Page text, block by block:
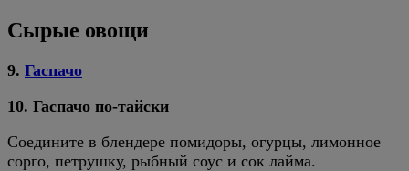
Сырые овощи
9. Гаспачо
10. Гаспачо по-тайски
Соедините в блендере помидоры, огурцы, лимонное
сорго, петрушку, рыбный соус и сок лайма.